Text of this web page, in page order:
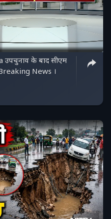
के बाद सीएम
News ।